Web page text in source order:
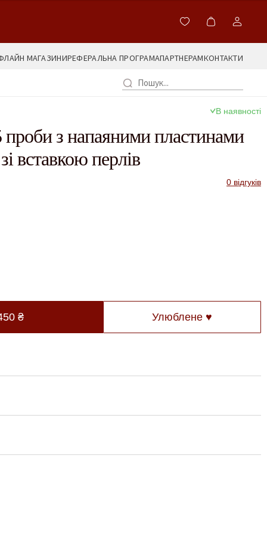
МАГАЗИНИРЕФЕРАЛЬНА ПРОГРАМАПАРТНЕРАМКОНТАКТИ
В наявності
проби з напаяними пластинами
вставкою перлів
0 відгуків
₴ Улюблене ♥